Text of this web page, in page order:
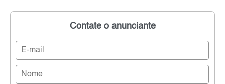
Contate o anunciante